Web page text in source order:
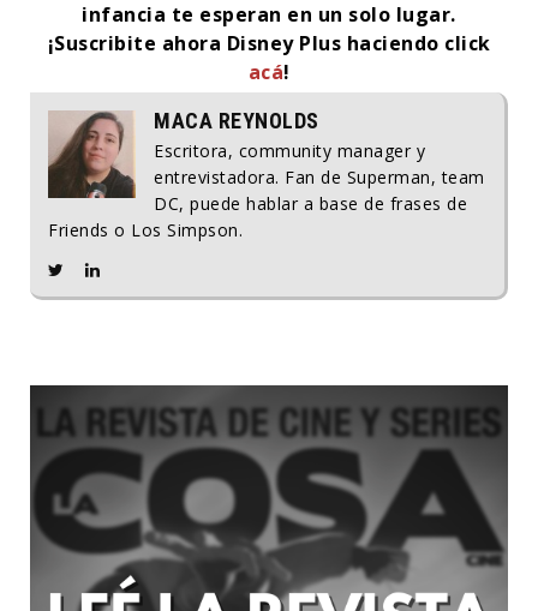
infancia te esperan en un solo lugar.
¡Suscribite ahora Disney Plus haciendo click
acá!
MACA REYNOLDS
Escritora, community manager y
entrevistadora. Fan de Superman, team
DC, puede hablar a base de frases de
Friends o Los Simpson.